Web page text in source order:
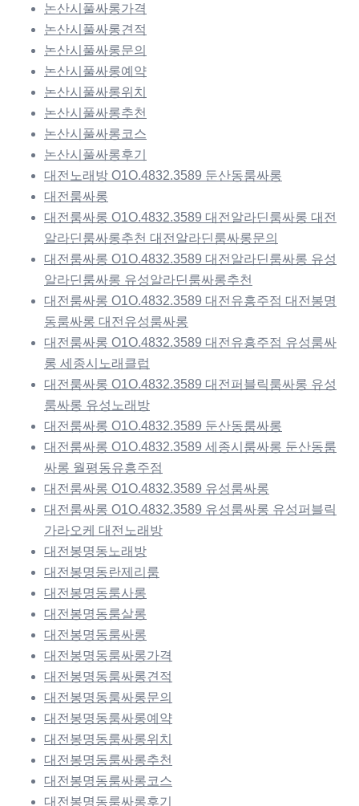
논산시풀싸롱가격
논산시풀싸롱견적
논산시풀싸롱문의
논산시풀싸롱예약
논산시풀싸롱위치
논산시풀싸롱추천
논산시풀싸롱코스
논산시풀싸롱후기
대전노래방 O1O.4832.3589 둔산동룸싸롱
대전룸싸롱
대전룸싸롱 O1O.4832.3589 대전알라딘룸싸롱 대전
알라딘룸싸롱추천 대전알라딘룸싸롱문의
대전룸싸롱 O1O.4832.3589 대전알라딘룸싸롱 유성
알라딘룸싸롱 유성알라딘룸싸롱추천
대전룸싸롱 O1O.4832.3589 대전유흥주점 대전봉명
동룸싸롱 대전유성룸싸롱
대전룸싸롱 O1O.4832.3589 대전유흥주점 유성룸싸
롱 세종시노래클럽
대전룸싸롱 O1O.4832.3589 대전퍼블릭룸싸롱 유성
룸싸롱 유성노래방
대전룸싸롱 O1O.4832.3589 둔산동룸싸롱
대전룸싸롱 O1O.4832.3589 세종시룸싸롱 둔산동룸
싸롱 월평동유흥주점
대전룸싸롱 O1O.4832.3589 유성룸싸롱
대전룸싸롱 O1O.4832.3589 유성룸싸롱 유성퍼블릭
가라오케 대전노래방
대전봉명동노래방
대전봉명동란제리룸
대전봉명동룸사롱
대전봉명동룸살롱
대전봉명동룸싸롱
대전봉명동룸싸롱가격
대전봉명동룸싸롱견적
대전봉명동룸싸롱문의
대전봉명동룸싸롱예약
대전봉명동룸싸롱위치
대전봉명동룸싸롱추천
대전봉명동룸싸롱코스
대전봉명동룸싸롱후기